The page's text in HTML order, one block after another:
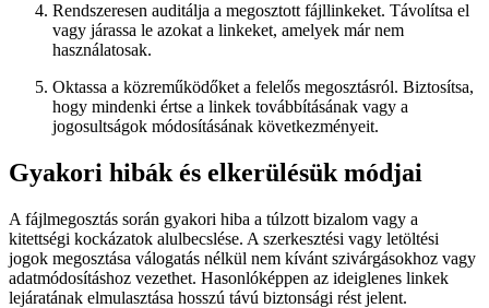
Rendszeresen auditálja a megosztott fájllinkeket. Távolítsa el
vagy járassa le azokat a linkeket, amelyek már nem
használatosak.
Oktassa a közreműködőket a felelős megosztásról. Biztosítsa,
hogy mindenki értse a linkek továbbításának vagy a
jogosultságok módosításának következményeit.
Gyakori hibák és elkerülésük módjai
A fájlmegosztás során gyakori hiba a túlzott bizalom vagy a
kitettségi kockázatok alulbecslése. A szerkesztési vagy letöltési
jogok megosztása válogatás nélkül nem kívánt szivárgásokhoz vagy
adatmódosításhoz vezethet. Hasonlóképpen az ideiglenes linkek
lejáratának elmulasztása hosszú távú biztonsági rést jelent.